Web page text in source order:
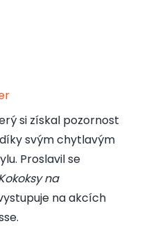
si získal pozornost
svým chytlavým
Proslavil se
na
na akcích